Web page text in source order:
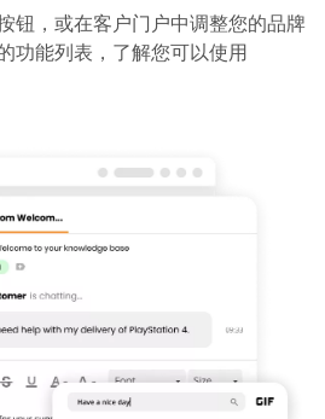
钮，或在客户门户中调整您的品牌
功能列表，了解您可以使用